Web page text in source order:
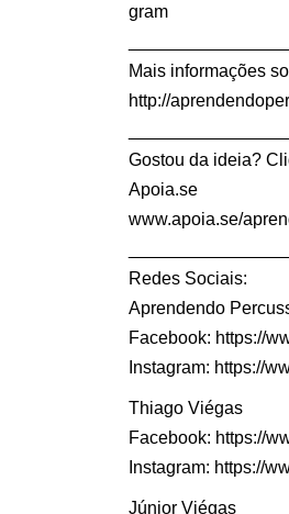
gram
Mais informações
http://
Gostou da ideia?
Apoia.se
www.apoia.se/
Redes Sociais:
Aprendendo
Facebook: https://
Instagram: https://
Thiago Viégas
Facebook: https://
Instagram: https://
Júnior Viégas